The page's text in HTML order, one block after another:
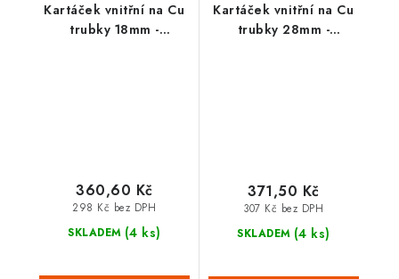
Kartáček vnitřní na Cu
trubky 18mm -
SKLADEM (4 ks)
298 Kč bez DPH
360,60 Kč
Kartáček vnitřní na Cu
trubky 28mm -
SKLADEM (4 ks)
307 Kč bez DPH
371,50 Kč